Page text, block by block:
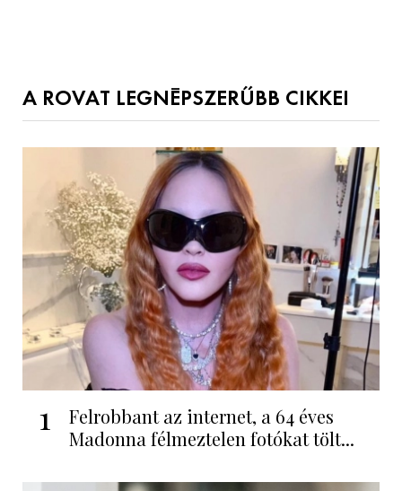
A ROVAT LEGNÉPSZERŰBB CIKKEI
1
Felrobbant az internet, a 64 éves
Madonna félmeztelen fotókat tölt...